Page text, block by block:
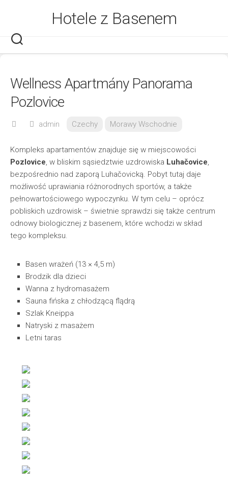
Hotele z Basenem
Wellness Apartmány Panorama
Pozlovice
admin Czechy Morawy Wschodnie
Kompleks apartamentów znajduje się w miejscowości
Pozlovice, w bliskim sąsiedztwie uzdrowiska Luhačovice,
bezpośrednio nad zaporą Luhačovicką. Pobyt tutaj daje
możliwość uprawiania różnorodnych sportów, a także
pełnowartościowego wypoczynku. W tym celu – oprócz
pobliskich uzdrowisk – świetnie sprawdzi się także centrum
odnowy biologicznej z basenem, które wchodzi w skład
tego kompleksu.
Basen wrażeń (13 × 4,5 m)
Brodzik dla dzieci
Wanna z hydromasażem
Sauna fińska z chłodzącą flądrą
Szlak Kneippa
Natryski z masażem
Letni taras